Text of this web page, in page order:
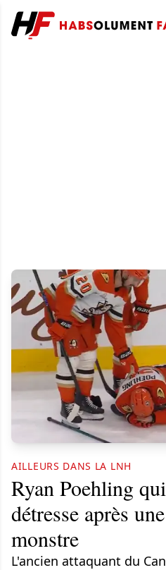
AILLEURS DANS LA LNH
Ryan Poehling
détresse après
monstre
L'ancien attaquant du